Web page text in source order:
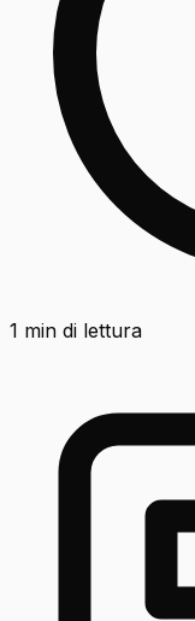
1 min di lettura